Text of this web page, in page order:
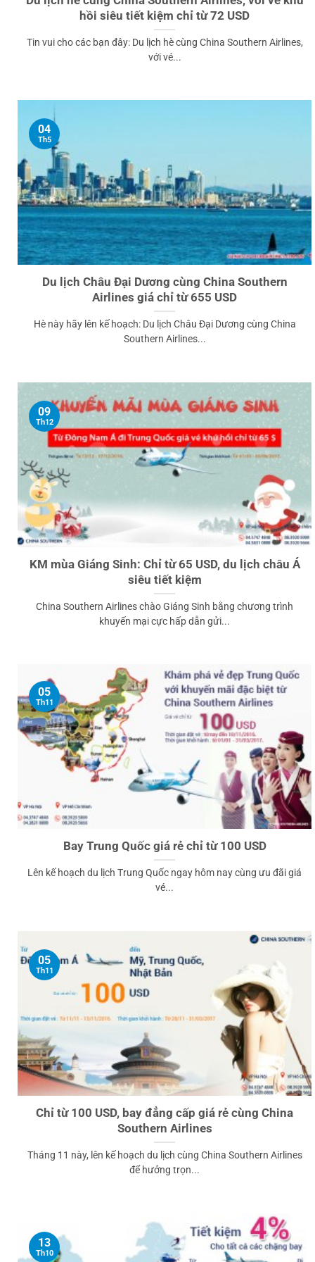
hồi siêu tiết kiệm chỉ từ 72 USD
Tin vui cho các bạn đây: Du lịch hè cùng China Southern Airlines,
với vé...
Du lịch Châu Đại Dương cùng China Southern
Airlines giá chỉ từ 655 USD
Hè này hãy lên kế hoạch: Du lịch Châu Đại Dương cùng China
Southern Airlines...
04
Th5
KM mùa Giáng Sinh: Chỉ từ 65 USD, du lịch châu Á
siêu tiết kiệm
China Southern Airlines chào Giáng Sinh bằng chương trình
khuyến mại cực hấp dẫn gửi...
09
Th12
Bay Trung Quốc giá rẻ chỉ từ 100 USD
Lên kế hoạch du lịch Trung Quốc ngay hôm nay cùng ưu đãi giá
vé...
05
Th11
Chỉ từ 100 USD, bay đẳng cấp giá rẻ cùng China
Southern Airlines
Tháng 11 này, lên kế hoạch du lịch cùng China Southern Airlines
để hưởng trọn...
05
Th11
13
Th10